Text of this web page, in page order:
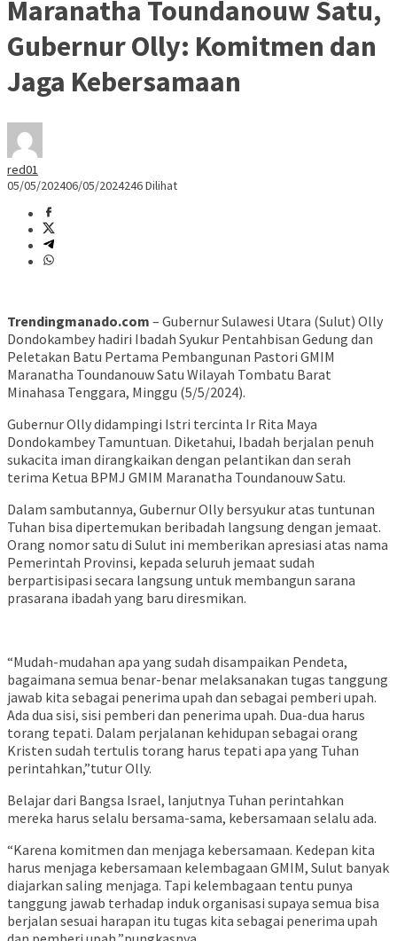
Maranatha Toundanouw Satu,
Gubernur Olly: Komitmen dan
Jaga Kebersamaan
red01
05/05/202406/05/2024246 Dilihat
Trendingmanado.com – Gubernur Sulawesi Utara (Sulut) Olly
Dondokambey hadiri Ibadah Syukur Pentahbisan Gedung dan
Peletakan Batu Pertama Pembangunan Pastori GMIM
Maranatha Toundanouw Satu Wilayah Tombatu Barat
Minahasa Tenggara, Minggu (5/5/2024).
Gubernur Olly didampingi Istri tercinta Ir Rita Maya
Dondokambey Tamuntuan. Diketahui, Ibadah berjalan penuh
sukacita iman dirangkaikan dengan pelantikan dan serah
terima Ketua BPMJ GMIM Maranatha Toundanouw Satu.
Dalam sambutannya, Gubernur Olly bersyukur atas tuntunan
Tuhan bisa dipertemukan beribadah langsung dengan jemaat.
Orang nomor satu di Sulut ini memberikan apresiasi atas nama
Pemerintah Provinsi, kepada seluruh jemaat sudah
berpartisipasi secara langsung untuk membangun sarana
prasarana ibadah yang baru diresmikan.
“Mudah-mudahan apa yang sudah disampaikan Pendeta,
bagaimana semua benar-benar melaksanakan tugas tanggung
jawab kita sebagai penerima upah dan sebagai pemberi upah.
Ada dua sisi, sisi pemberi dan penerima upah. Dua-dua harus
torang tepati. Dalam perjalanan kehidupan sebagai orang
Kristen sudah tertulis torang harus tepati apa yang Tuhan
perintahkan,”tutur Olly.
Belajar dari Bangsa Israel, lanjutnya Tuhan perintahkan
mereka harus selalu bersama-sama, kebersamaan selalu ada.
“Karena komitmen dan menjaga kebersamaan. Kedepan kita
harus menjaga kebersamaan kelembagaan GMIM, Sulut banyak
diajarkan saling menjaga. Tapi kelembagaan tentu punya
tanggung jawab terhadap induk organisasi supaya semua bisa
berjalan sesuai harapan itu tugas kita sebagai penerima upah